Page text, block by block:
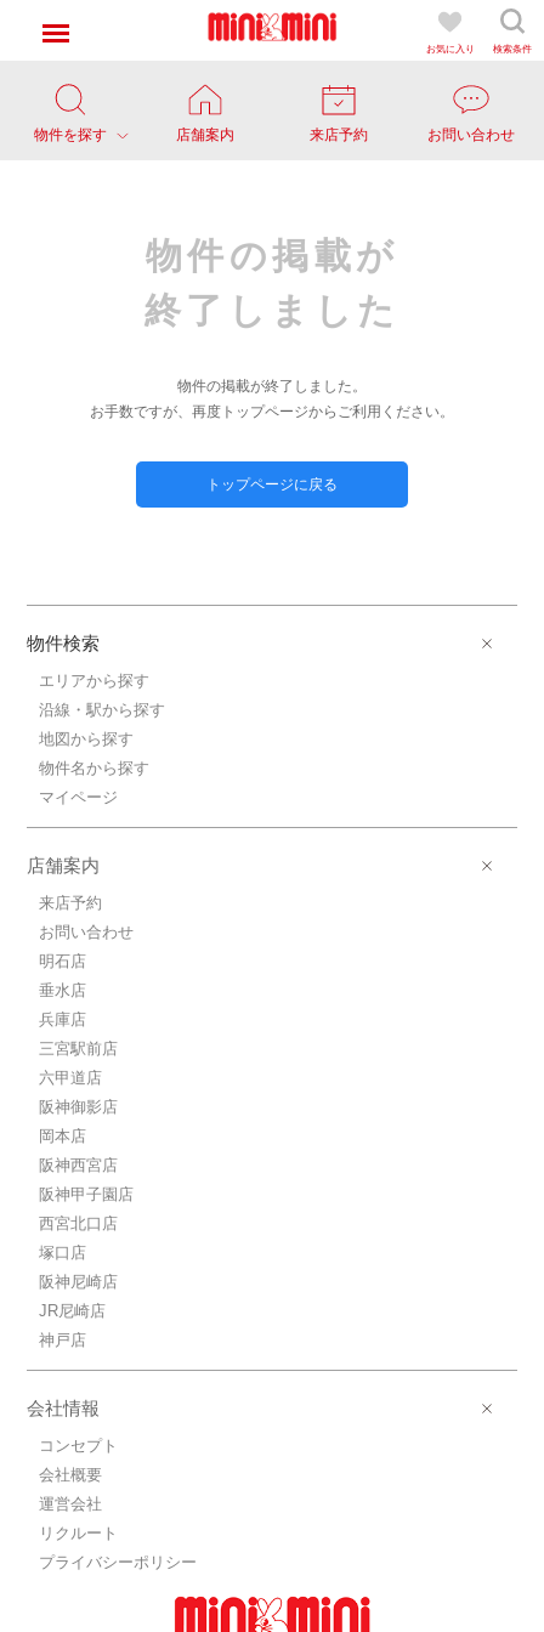
お気に入り 検索条件
物件を探す 店舗案内 来店予約 お問い合わせ
物件の掲載が
終了しました
物件の掲載が終了しました。
お手数ですが、再度トップページからご利用ください。
トップページに戻る
物件検索
エリアから探す
沿線・駅から探す
地図から探す
物件名から探す
マイページ
店舗案内
来店予約
お問い合わせ
明石店
垂水店
兵庫店
三宮駅前店
六甲道店
阪神御影店
岡本店
阪神西宮店
阪神甲子園店
西宮北口店
塚口店
阪神尼崎店
JR尼崎店
神戸店
会社情報
コンセプト
会社概要
運営会社
リクルート
プライバシーポリシー